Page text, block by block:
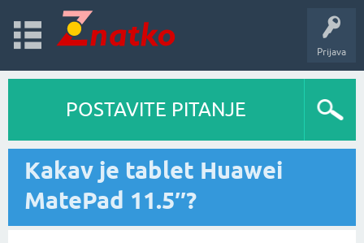
Prijava
POSTAVITE PITANJE
Kakav je tablet Huawei
MatePad 11.5″?